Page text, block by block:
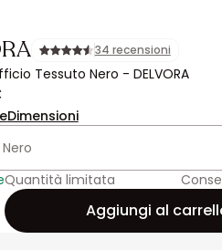
34 recensioni
Tessuto Nero - DELVORA
Dimensioni
Nero
Quantità limitata
Aggiungi al